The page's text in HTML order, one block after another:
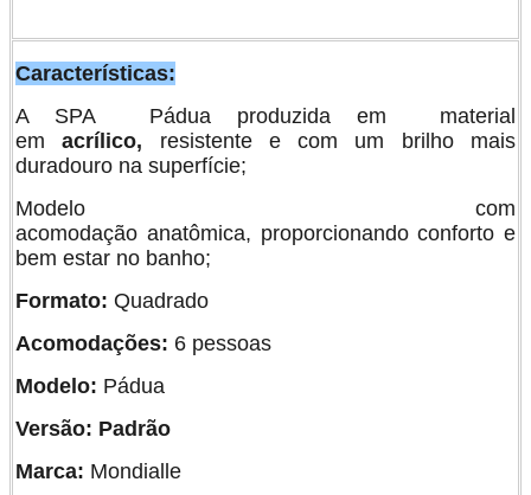
Características:
A SPA Pádua produzida em material
emacrílico, resistente e com um brilho mais
duradouro na superfície;
Modelo com
acomodação anatômica, proporcionando conforto e
bem estar no banho;
Formato: Quadrado
Acomodações: 6 pessoas
Modelo: Pádua
Versão: Padrão
Marca: Mondialle